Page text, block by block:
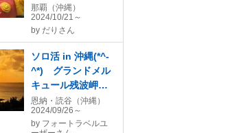
着いた！！
那覇（沖縄）
2024/10/21～
by だりさん
ソロ活 in 沖縄(*^-
^*) グランドメル
キュール残波岬
編。
恩納・読谷（沖縄）
2024/09/26～
by フォートラベルユ